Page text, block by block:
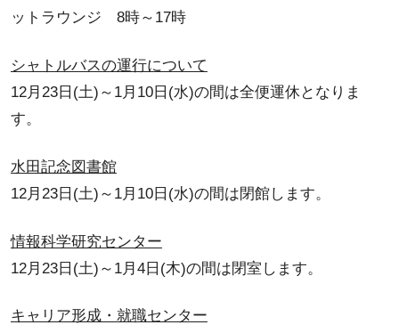
ットラウンジ 8時～17時
シャトルバスの運行について
12月23日(土)～1月10日(水)の間は全便運休となりま
す。
水田記念図書館
12月23日(土)～1月10日(水)の間は閉館します。
情報科学研究センター
12月23日(土)～1月4日(木)の間は閉室します。
キャリア形成・就職センター